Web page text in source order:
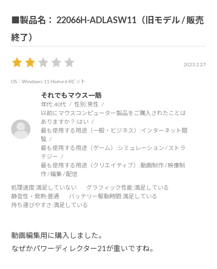
リとオフィスソフト程度の起動でも、バッテリー消費が
なります。ちょっと会議をする場合でもACアダプターの携
帯は必須です。
総じて満足なのですが、もし以下の点が改善されたら嬉し
・クリエイター向けのPCなのであれば、モニターの色味の
キャリブレーションをして出荷してほしいです。自分でや
ってしまえば良いのですが、もっと手軽に使えたら嬉しい
なと。
が、OFFにした場合でもクリック感が出る点は使いづらい
です。Macのように非物理スイッチになれば……。
■製品名： 22066H-ADLASW11（旧モデル / 販売
終了）
2023.2.27
OS：Windows 11 Home 64ビット
それでもマウス一筋
年代:40代 性別:男性
以前にマウスコンピューター製品をご購入されたことは
ありますか？:はい
最も使用する用途（一般・ビジネス）:インターネット閲
覧
最も使用する用途（ゲーム）:シミュレーション / ストラ
テジー
最も使用する用途（クリエイティブ）:動画制作 / 映像制
作 / 編集 / 配信
処理速度:満足していない グラフィック性能:満足している
静音性・発熱:普通 バッテリー駆動時間 :満足している
持ち運びやすさ :満足している
動画編集用に購入しました。
なぜかパワーディレクター21が重いですね。